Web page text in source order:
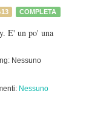
COMPLETA
E' un po' una
Nessuno
Nessuno